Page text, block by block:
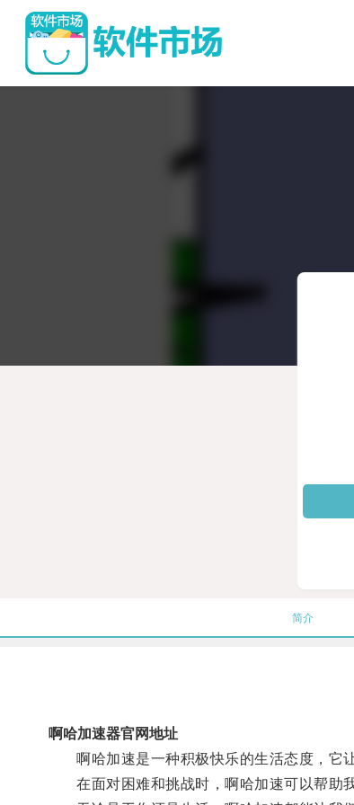
简介
啊哈加速器官网地址
啊哈加速是一种积极快乐的生活态度，它让
在面对困难和挑战时，啊哈加速可以帮助我